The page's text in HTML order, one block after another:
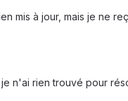
mis à jour, mais je ne
n'ai rien trouvé pour